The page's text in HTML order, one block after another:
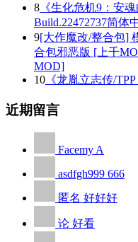
8 《生化危机9：安魂
Build.22472737简体
9[大作魔改/整合包]
合包邪恶版 [上千
MOD]
10 《龙胤立志传/
近期留言
Facemy A
asdfgh999 666
匿名 好好好
论 好看